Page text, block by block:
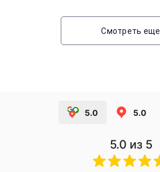
Смотреть еще
5.0 5.0
5.0 из 5